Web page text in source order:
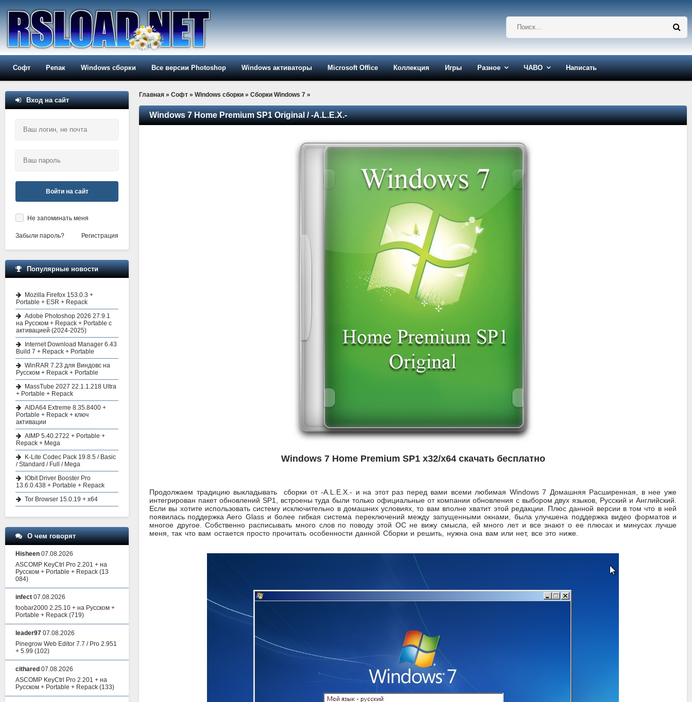
Софт Репак Windows сборки Все версии Photoshop Windows активаторы Microsoft Office Коллекция Игры Разное ЧАВО Написать
Главная » Софт » Windows сборки » Сборки Windows 7 »
Windows 7 Home Premium SP1 Original / -A.L.E.X.-
Windows 7 Home Premium SP1 x32/x64 скачать бесплатно
Продолжаем традицию выкладывать сборки от -A.L.E.X.- и на этот раз перед вами всеми любимая Windows 7 Домашняя Расширенная, в нее уже
интегрирован пакет обновлений SP1, встроены туда были только официальные от компании обновления с выбором двух языков, Русский и Английский.
Если вы хотите использовать систему исключительно в домашних условиях, то вам вполне хватит этой редакции. Плюс данной версии в том что в ней
появилась поддержкаAero Glass и более гибкая система переключений между запущенными окнами, была улучшена поддержка видео форматов и
многое другое. Собственно расписывать много слов по поводу этой ОС не вижу смысла, ей много лет и все знают о ее плюсах и минусах лучше
меня, так что вам остается просто прочитать особенности данной Сборки и решить, нужна она вам или нет, все это ниже.
Вход на сайт
Войти на сайт
Не запоминать меня
Забыли пароль? Регистрация
Популярные новости
Mozilla Firefox 153.0.3 +
Portable + ESR + Repack
Adobe Photoshop 2026 27.9.1
на Русском + Repack + Portable с
активацией (2024-2025)
Internet Download Manager 6.43
Build 7 + Repack + Portable
WinRAR 7.23 для Виндовс на
Русском + Repack + Portable
MassTube 2027 22.1.1.218 Ultra
+ Portable + Repack
AIDA64 Extreme 8.35.8400 +
Portable + Repack + ключ
активации
AIMP 5.40.2722 + Portable +
Repack + Mega
K-Lite Codec Pack 19.8.5 / Basic
/ Standard / Full / Mega
IObit Driver Booster Pro
13.6.0.438 + Portable + Repack
Tor Browser 15.0.19 + x64
О чем говорят
Hisheen 07.08.2026
ASCOMP KeyCtrl Pro 2.201 + на
Русском + Portable + Repack (13
084)
infect 07.08.2026
foobar2000 2.25.10 + на Русском +
Portable + Repack (719)
leader97 07.08.2026
Pinegrow Web Editor 7.7 / Pro 2.951
+ 5.99 (102)
cithared 07.08.2026
ASCOMP KeyCtrl Pro 2.201 + на
Русском + Portable + Repack (133)